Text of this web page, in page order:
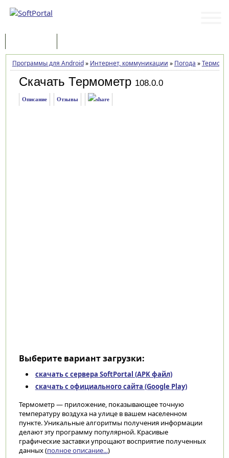
Программы для Android» Интернет, коммуникации » Погода »
Скачать Термометр 108.0.0
Описание Отзывы
Выберите вариант загрузки:
скачать с сервера SoftPortal (APK файл)
скачать с официального сайта (Google Play)
Термометр — приложение, показывающее точную
температуру воздуха на улице в вашем населенном
пункте. Уникальные алгоритмы получения информации
делают эту программу популярной. Красивые
графические заставки упрощают восприятие полученных
данных (полное описание...)